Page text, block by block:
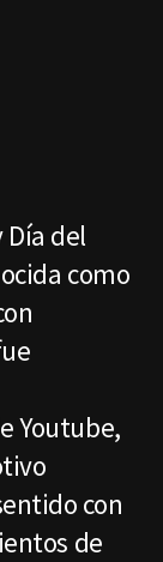
del
como
Youtube,
con
de